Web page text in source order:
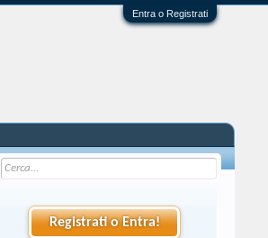
Entra o Registrati
Registrati o Entra!